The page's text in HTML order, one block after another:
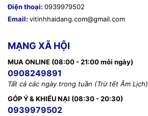
Điện thoại: 0939979502
Email: vitinhhaidang.com@gmail.com
MẠNG XÃ HỘI
MUA ONLINE (08:00 - 21:00 mỗi ngày)
0908249891
Tất cả các ngày trong tuần (Trừ tết Âm Lịch)
GÓP Ý & KHIẾU NẠI (08:30 - 20:30)
0939979502